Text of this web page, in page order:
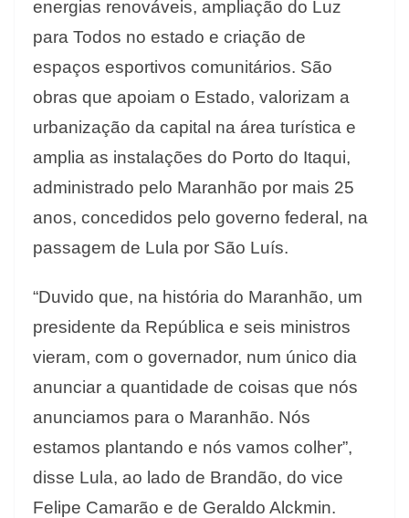
energias renováveis, ampliação do Luz
para Todos no estado e criação de
espaços esportivos comunitários. São
obras que apoiam o Estado, valorizam a
urbanização da capital na área turística e
amplia as instalações do Porto do Itaqui,
administrado pelo Maranhão por mais 25
anos, concedidos pelo governo federal, na
passagem de Lula por São Luís.
“Duvido que, na história do Maranhão, um
presidente da República e seis ministros
vieram, com o governador, num único dia
anunciar a quantidade de coisas que nós
anunciamos para o Maranhão. Nós
estamos plantando e nós vamos colher”,
disse Lula, ao lado de Brandão, do vice
Felipe Camarão e de Geraldo Alckmin.